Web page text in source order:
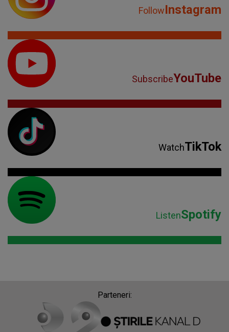
FollowInstagram
SubscribeYouTube
WatchTikTok
ListenSpotify
Parteneri: